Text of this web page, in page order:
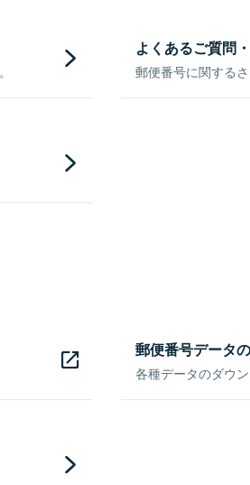
よくあるご質問
郵便番号に関する
郵便番号データ
各種データのダウ